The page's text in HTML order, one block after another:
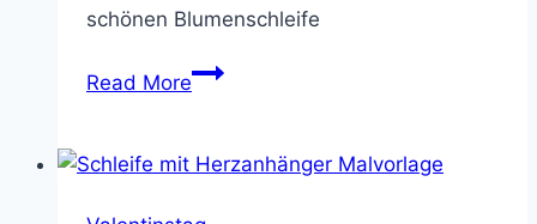
schönen Blumenschleife
Read MoreHerz